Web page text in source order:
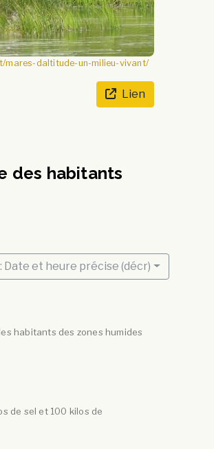
mares-daltitude-un-milieu-vivant/
Lien
des habitants
Date et heure précise (décr)
habitants des zones humides
de sel et 100 kilos de